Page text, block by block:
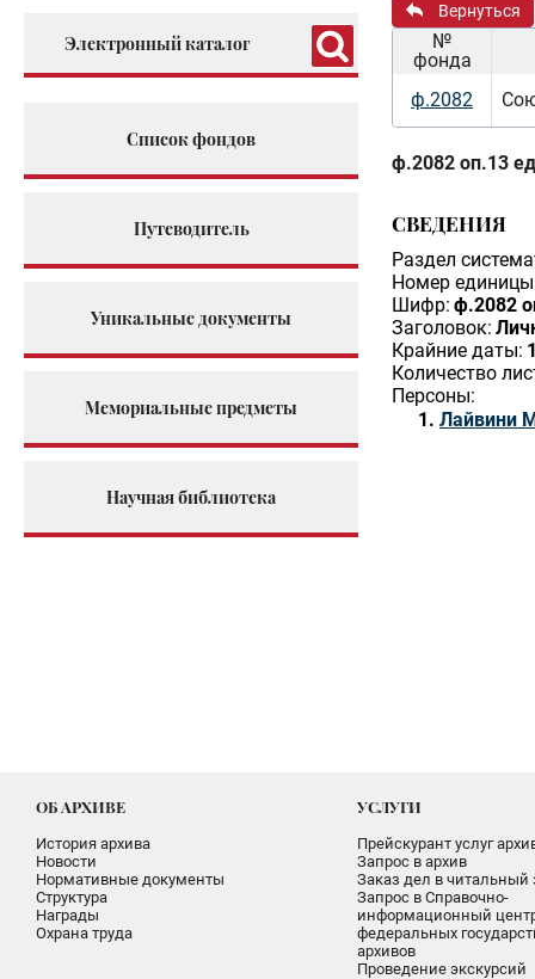
Электронный каталог
Список фондов
Путеводитель
Уникальные документы
Мемориальные предметы
Научная библиотека
Вернуться
№
фонда
ф.2082
ф.2082 оп.13
СВЕДЕНИЯ
Раздел
Номер единицы
Шифр: ф.2082
Заголовок:
Крайние даты:
Количество
Персоны:
Лайвини
ОБ АРХИВЕ
История архива
Новости
Нормативные документы
Структура
Награды
Охрана труда
УСЛУГИ
Прейскурант услуг
Запрос в архив
Заказ дел в читальный
Запрос в Справочно-
информационный
федеральных
архивов
Проведение экскурсий